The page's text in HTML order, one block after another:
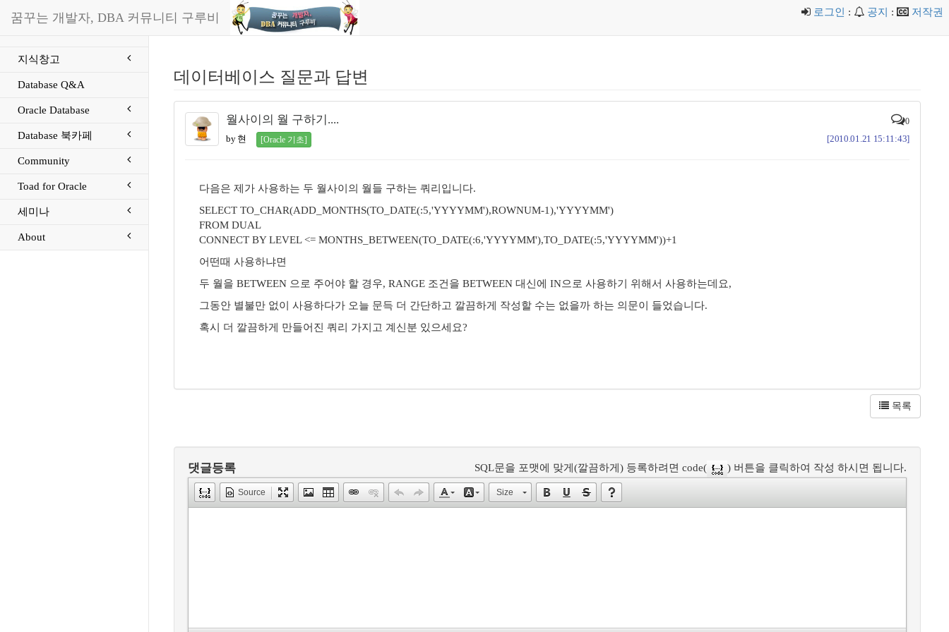
꿈꾸는 개발자, DBA 커뮤니티 구루비 로그인 : 공지 : 저작권
지식창고
Database Q&A
Oracle Database
Database 북카페
Community
Toad for Oracle
세미나
About
데이터베이스 질문과 답변
월사이의 월 구하기.... 0
by 현 [Oracle 기초] [2010.01.21 15:11:43]
다음은 제가 사용하는 두 월사이의 월들 구하는 쿼리입니다.
SELECT TO_CHAR(ADD_MONTHS(TO_DATE(:5,'YYYYMM'),ROWNUM-1),'YYYYMM')
FROM DUAL
CONNECT BY LEVEL <= MONTHS_BETWEEN(TO_DATE(:6,'YYYYMM'),TO_DATE(:5,'YYYYMM'))+1
어떤때 사용하냐면
두 월을 BETWEEN 으로 주어야 할 경우, RANGE 조건을 BETWEEN 대신에 IN으로 사용하기 위해서 사용하는데요,
그동안 별불만 없이 사용하다가 오늘 문득 더 간단하고 깔끔하게 작성할 수는 없을까 하는 의문이 들었습니다.
혹시 더 깔끔하게 만들어진 쿼리 가지고 계신분 있으세요?
목록
댓글등록 SQL문을 포맷에 맞게(깔끔하게) 등록하려면 code( ) 버튼을 클릭하여 작성 하시면 됩니다.
Source Size